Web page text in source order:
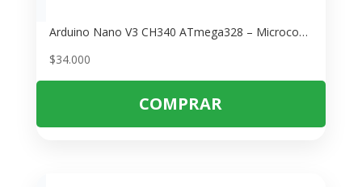
Arduino Nano V3 CH340 ATmega328 – Microcontrolador USB para Proyectos
$34.000
COMPRAR